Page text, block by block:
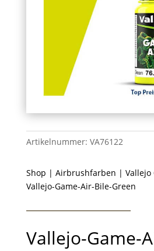
Artikelnummer: VA76122
Shop | Airbrushfarben | Vallejo
Vallejo-Game-Air-Bile-Green
Vallejo-Game-